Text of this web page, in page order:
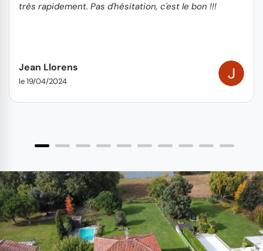
très rapidement. Pas d'hésitation, c'est le bon !!!
Jean Llorens
le 19/04/2024